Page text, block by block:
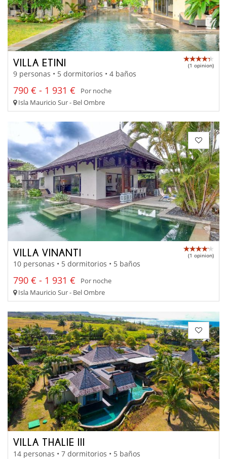
VILLA ETINI (1 opinion)
9 personas • 5 dormitorios • 4 baños
790 € - 1 931 €
Por noche
Isla Mauricio Sur - Bel Ombre
VILLA VINANTI (1 opinion)
10 personas • 5 dormitorios • 5 baños
790 € - 1 931 €
Por noche
Isla Mauricio Sur - Bel Ombre
VILLA THALIE III
14 personas • 7 dormitorios • 5 baños